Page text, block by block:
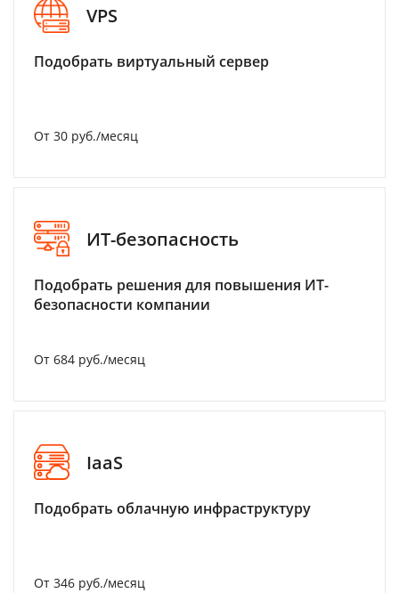
VPS
Подобрать виртуальный сервер
От 30 руб./месяц
ИТ-безопасность
Подобрать решения для повышения ИТ-
безопасности компании
От 684 руб./месяц
IaaS
Подобрать облачную инфраструктуру
От 346 руб./месяц